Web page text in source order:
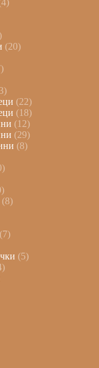
4
20
22
18
12
29
8
8
7
5